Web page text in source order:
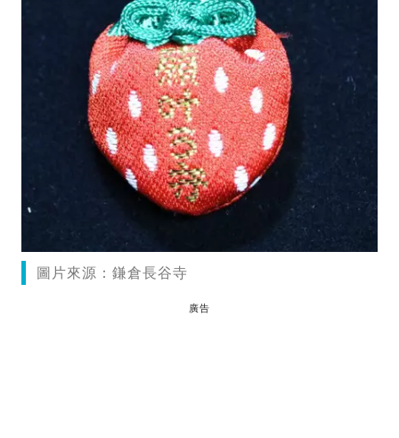
圖片來源：鎌倉長谷寺
廣告